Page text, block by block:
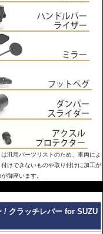
は汎用パーツリストのため、車両によ
付けできないものや取り付けに加工が
御座います。
/ クラッチレバー for SUZU